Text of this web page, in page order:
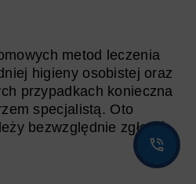
metod leczenia
higieny osobistej oraz
przypadkach konieczna
specjalistą. Oto
bezwzględnie zgłosić